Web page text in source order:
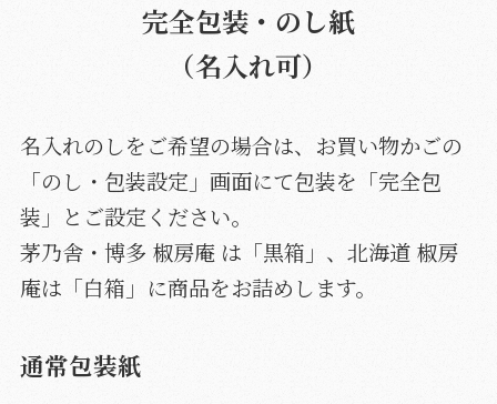
完全包装・のし紙
（名入れ可）
名入れのしをご希望の場合は、お買い物かごの
「のし・包装設定」画面にて包装を「完全包
装」とご設定ください。
茅乃舎・博多 椒房庵 は「黒箱」、北海道 椒房
庵は「白箱」に商品をお詰めします。
通常包装紙